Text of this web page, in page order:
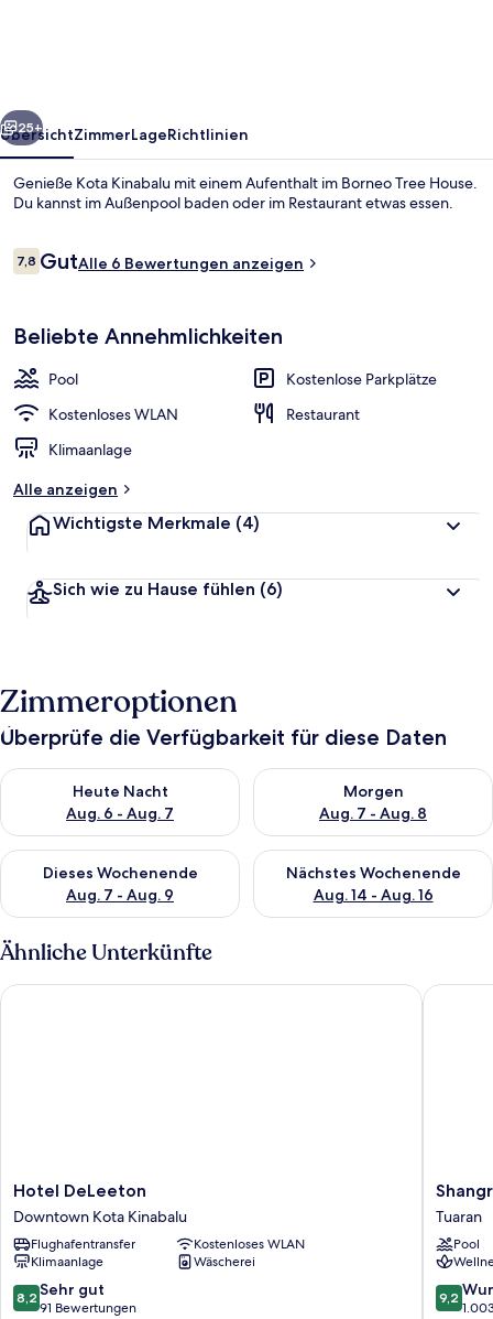
Unterkunftsgelände
Weiter
25+
ÜbersichtZimmerLageRichtlinien
Genieße Kota Kinabalu mit einem Aufenthalt im Borneo Tree House.
Du kannst im Außenpool baden oder im Restaurant etwas essen.
Bewertungen
7,87,8 von 10.
GutAlle 6 Bewertungen anzeigen
Beliebte Annehmlichkeiten
Pool
Kostenlose Parkplätze
Kostenloses WLAN
Restaurant
Klimaanlage
Alle anzeigen
Wichtigste Merkmale (4)
Sich wie zu Hause fühlen (6)
Zimmeroptionen
Überprüfe die Verfügbarkeit für diese Daten
Heute Nacht
Aug. 6 - Aug. 7
Überprüfe die Verfügbarkeit für heute Nacht, Aug. 6 - Aug. 7.
Morgen
Aug. 7 - Aug. 8
Überprüfe die Verfügbarkeit
Dieses Wochenende
Aug. 7 - Aug. 9
Überprüfe die Verfügbarkeit für dieses Wochenende, Aug. 7
Nächstes Wochenende
Aug. 14 - Aug. 16
Überprüfe die Verfügbarkeit
Ähnliche Unterkünfte
Hotel
DeLeeton
Downtown
Kota
Kinabalu
Hotel DeLeeton
Downtown Kota Kinabalu
Flughafentransfer
Kostenloses WLAN
Klimaanlage
Wäscherei
8.2
von
8,2 Sehr gut
91 Bewertungen
Hotel DeLeeton
Shangri-
La
Rasa
Ria,
Kota
Kinabalu
Tuaran
Tuaran
Pool
9.2
von
9,2
Shangri-